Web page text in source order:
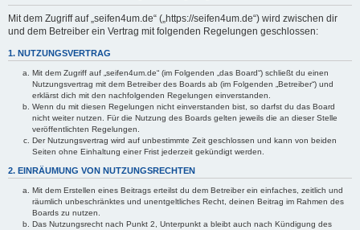
Mit dem Zugriff auf „seifen4um.de“ („https://seifen4um.de“) wird zwischen dir
und dem Betreiber ein Vertrag mit folgenden Regelungen geschlossen:
1. NUTZUNGSVERTRAG
Mit dem Zugriff auf „seifen4um.de“ (im Folgenden „das Board“) schließt du einen
Nutzungsvertrag mit dem Betreiber des Boards ab (im Folgenden „Betreiber“) und
erklärst dich mit den nachfolgenden Regelungen einverstanden.
Wenn du mit diesen Regelungen nicht einverstanden bist, so darfst du das Board
nicht weiter nutzen. Für die Nutzung des Boards gelten jeweils die an dieser Stelle
veröffentlichten Regelungen.
Der Nutzungsvertrag wird auf unbestimmte Zeit geschlossen und kann von beiden
Seiten ohne Einhaltung einer Frist jederzeit gekündigt werden.
2. EINRÄUMUNG VON NUTZUNGSRECHTEN
Mit dem Erstellen eines Beitrags erteilst du dem Betreiber ein einfaches, zeitlich und
räumlich unbeschränktes und unentgeltliches Recht, deinen Beitrag im Rahmen des
Boards zu nutzen.
Das Nutzungsrecht nach Punkt 2, Unterpunkt a bleibt auch nach Kündigung des